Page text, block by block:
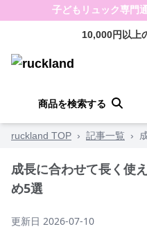
子どもリュック専門
10,000円以上
商品を検索する
ruckland TOP › 記事一覧 ›
成長に合わせて長く使
め5選
更新日 2026-07-10